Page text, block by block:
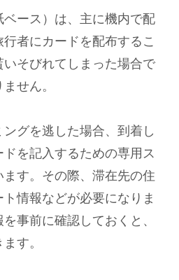
ース）は、主に機内で配
者にカードを配布するこ
いそびれてしまった場合で
せん。
グを逃した場合、到着し
を記入するための専用ス
す。その際、滞在先の住
情報などが必要になりま
事前に確認しておくと、
す。